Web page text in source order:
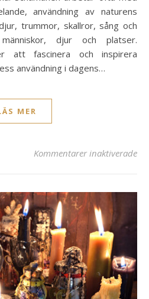
användning av naturens
trummor, skallror, sång och
djur och platser.
att fascinera och inspirera
användning i dagens…
MER
Kommentarer inaktiveradeför